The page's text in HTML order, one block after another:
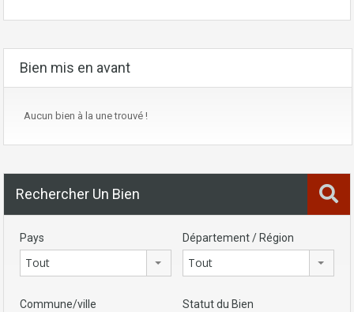
Bien mis en avant
Aucun bien à la une trouvé !
Rechercher Un Bien
Pays
Tout
Département / Région
Tout
Commune/ville Statut du Bien